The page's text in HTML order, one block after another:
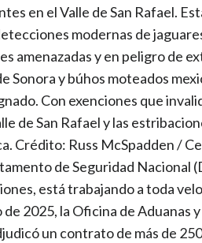
en el Valle de San Rafael.
modernas de
amenazadas y en peligro de
Sonora y búhos moteados
Con exenciones que
de San Rafael y las
Crédito: Russ McSpadden /
de Seguridad Nacional
está trabajando a toda
de 2025, la Oficina de
un contrato de más de